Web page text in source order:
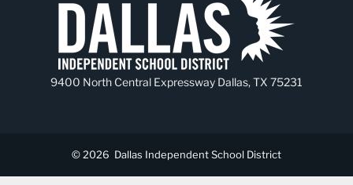
9400 North Central Expressway Dallas, TX 75231
© 2026 Dallas Independent School District